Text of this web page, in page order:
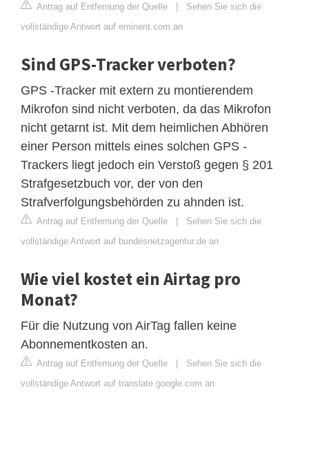
Antrag auf Entfernung der Quelle | Sehen Sie sich die
vollständige Antwort auf eminent.com an
Sind GPS-Tracker verboten?
GPS -Tracker mit extern zu montierendem
Mikrofon sind nicht verboten, da das Mikrofon
nicht getarnt ist. Mit dem heimlichen Abhören
einer Person mittels eines solchen GPS -
Trackers liegt jedoch ein Verstoß gegen § 201
Strafgesetzbuch vor, der von den
Strafverfolgungsbehörden zu ahnden ist.
Antrag auf Entfernung der Quelle | Sehen Sie sich die
vollständige Antwort auf bundesnetzagentur.de an
Wie viel kostet ein Airtag pro
Monat?
Für die Nutzung von AirTag fallen keine
Abonnementkosten an.
Antrag auf Entfernung der Quelle | Sehen Sie sich die
vollständige Antwort auf translate.google.com an